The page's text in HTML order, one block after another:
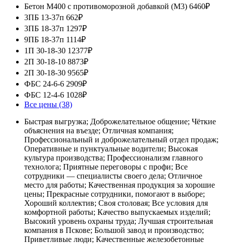
Бетон М400 с противоморозной добавкой (М3) 6460₽
3ПБ 13-37п 662₽
3ПБ 18-37п 1297₽
9ПБ 18-37п 1114₽
1П 30-18-30 12377₽
2П 30-18-10 8873₽
2П 30-18-30 9565₽
ФБС 24-6-6 2909₽
ФБС 12-4-6 1028₽
Все цены (38)
Быстрая выгрузка; Доброжелательное общение; Чёткие
объяснения на въезде; Отличная компания;
Профессиональный и доброжелательный отдел продаж;
Оперативные и пунктуальные водители; Высокая
культура производства; Профессионализм главного
технолога; Приятные переговоры с профи; Все
сотрудники — специалисты своего дела; Отличное
место для работы; Качественная продукция за хорошие
цены; Прекрасные сотрудники, помогают в выборе;
Хороший коллектив; Своя столовая; Все условия для
комфортной работы; Качество выпускаемых изделий;
Высокий уровень охраны труда; Лучшая строительная
компания в Пскове; Большой завод и производство;
Приветливые люди; Качественные железобетонные